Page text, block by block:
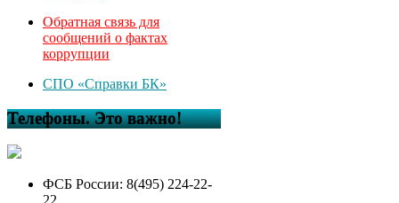
Обратная связь для
сообщений о фактах
коррупции
СПО «Справки БК»
Телефоны. Это важно!
ФСБ России: 8(495) 224-22-